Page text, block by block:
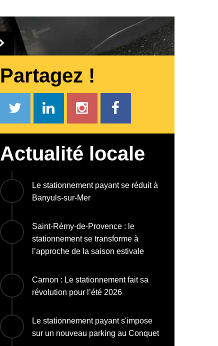
Partagez !
Actualité locale
Le stationnement payant se réduit à
Banyuls-sur-Mer
Saint-Rémy-de-Provence : le
stationnement se transforme à
l’approche de la saison estivale
Carnon : Le stationnement fait sa
révolution pour l’été 2026
Le stationnement payant s'impose
sur un nouveau parking au Conquet